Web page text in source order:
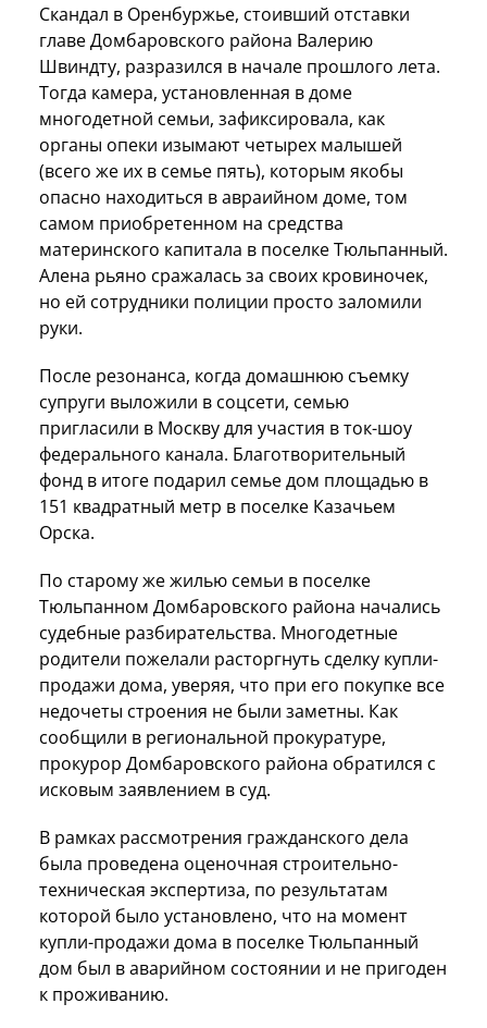
Скандал в Оренбуржье, стоивший отставки
главе Домбаровского района Валерию
Швиндту, разразился в начале прошлого лета.
Тогда камера, установленная в доме
многодетной семьи, зафиксировала, как
органы опеки изымают четырех малышей
(всего же их в семье пять), которым якобы
опасно находиться в авраийном доме, том
самом приобретенном на средства
материнского капитала в поселке Тюльпанный.
Алена рьяно сражалась за своих кровиночек,
но ей сотрудники полиции просто заломили
руки.
После резонанса, когда домашнюю съемку
супруги выложили в соцсети, семью
пригласили в Москву для участия в ток-шоу
федерального канала. Благотворительный
фонд в итоге подарил семье дом площадью в
151 квадратный метр в поселке Казачьем
Орска.
По старому же жилью семьи в поселке
Тюльпанном Домбаровского района начались
судебные разбирательства. Многодетные
родители пожелали расторгнуть сделку купли-
продажи дома, уверяя, что при его покупке все
недочеты строения не были заметны. Как
сообщили в региональной прокуратуре,
прокурор Домбаровского района обратился с
исковым заявлением в суд.
В рамках рассмотрения гражданского дела
была проведена оценочная строительно-
техническая экспертиза, по результатам
которой было установлено, что на момент
купли-продажи дома в поселке Тюльпанный
дом был в аварийном состоянии и не пригоден
к проживанию.